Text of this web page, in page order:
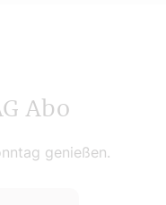
Abo
genießen.